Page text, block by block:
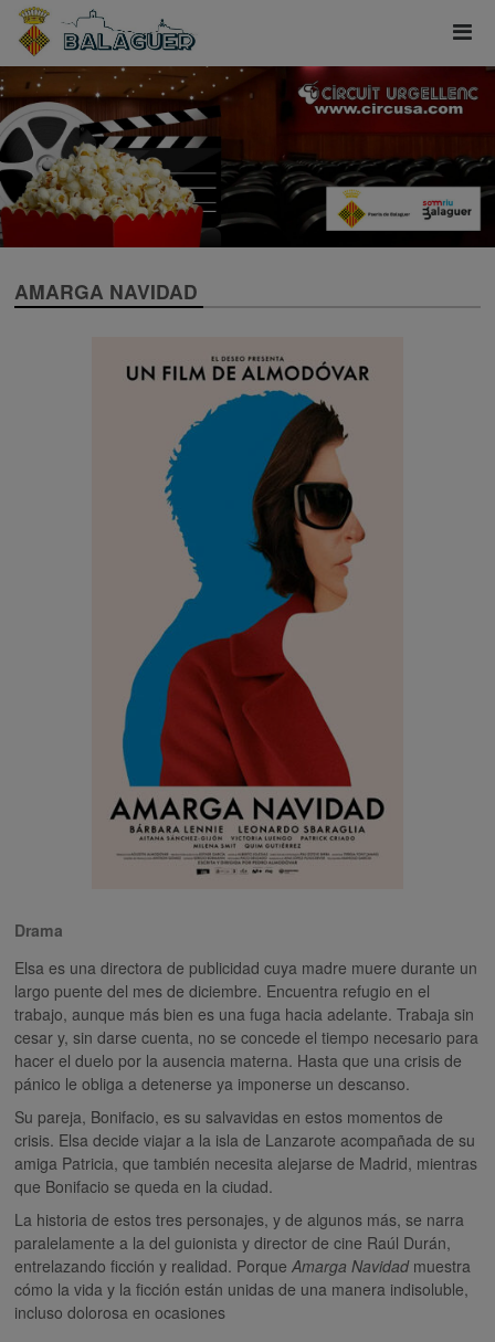
AMARGA NAVIDAD
Drama
Elsa es una directora de publicidad cuya madre muere durante un
largo puente del mes de diciembre. Encuentra refugio en el
trabajo, aunque más bien es una fuga hacia adelante. Trabaja sin
cesar y, sin darse cuenta, no se concede el tiempo necesario para
hacer el duelo por la ausencia materna. Hasta que una crisis de
pánico le obliga a detenerse ya imponerse un descanso.
Su pareja, Bonifacio, es su salvavidas en estos momentos de
crisis. Elsa decide viajar a la isla de Lanzarote acompañada de su
amiga Patricia, que también necesita alejarse de Madrid, mientras
que Bonifacio se queda en la ciudad.
La historia de estos tres personajes, y de algunos más, se narra
paralelamente a la del guionista y director de cine Raúl Durán,
entrelazando ficción y realidad. PorqueAmarga Navidadmuestra
cómo la vida y la ficción están unidas de una manera indisoluble,
incluso dolorosa en ocasiones